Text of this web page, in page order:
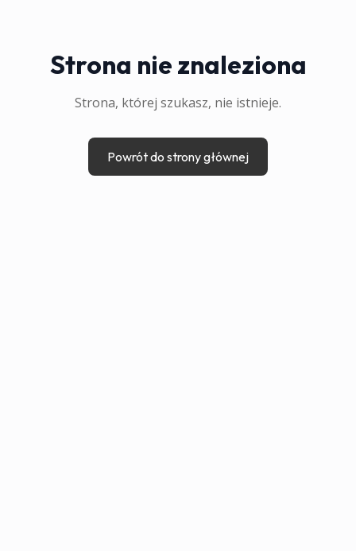
Strona nie znaleziona
Strona, której szukasz, nie istnieje.
Powrót do strony głównej